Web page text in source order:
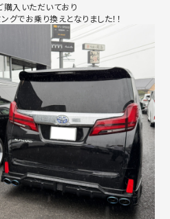
購入いただいており
グでお乗り換えとなりました！！